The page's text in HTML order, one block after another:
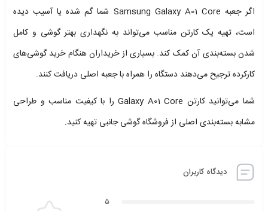
اگر جعبه Samsung Galaxy A01 Core شما گم شده یا آسیب دیده
است، تهیه یک کارتن مناسب می‌تواند به نگهداری بهتر گوشی و کامل
شدن بسته‌بندی آن کمک کند. بسیاری از خریداران هنگام خرید گوشی‌های
کارکرده ترجیح می‌دهند دستگاه را همراه با جعبه اصلی دریافت کنند.
شما می‌توانید کارتن Galaxy A01 Core را با کیفیت مناسب و طراحی
مشابه بسته‌بندی اصلی از فروشگاه گوشی جانبی تهیه کنید.
دیدگاه کاربران
5